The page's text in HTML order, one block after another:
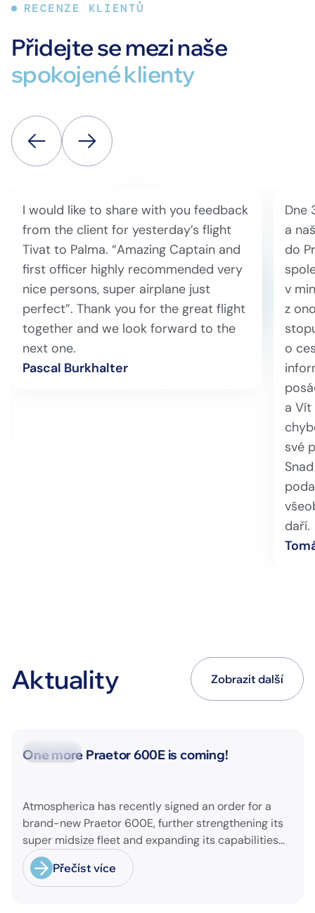
RECENZE KLIENTŮ
Přidejte se mezi naše
spokojené klienty
I would like to share with you feedback
from the client for yesterday’s flight
Tivat to Palma. “Amazing Captain and
first officer highly recommended very
nice persons, super airplane just
perfect”. Thank you for the great flight
together and we look forward to the
next one.
Pascal Burkhalter
Dne
a
do
v
z
o
a
své
daří.
Aktuality Zobrazit další
Novinky
One more Praetor 600E is coming!
Atmospherica has recently signed an order for a
brand-new Praetor 600E, further strengthening its
super midsize fleet and expanding its capabilities
on longer-range missions!
Přečíst více